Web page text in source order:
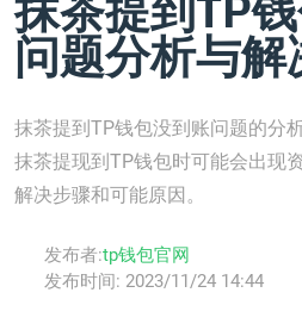
问题分析与解
抹茶提到TP钱包没到账问题的分
抹茶提现到TP钱包时可能会出现
解决步骤和可能原因。
发布者:tp钱包官网
发布时间: 2023/11/24 14:44